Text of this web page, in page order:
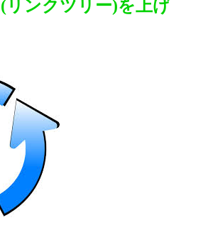
リンクツリー)を上げ